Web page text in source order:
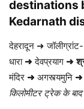
destinations
Kedarnath
देहरादून ➜
धारा ➜ देवप्रयाग ➜
मंदिर ➜ अगस्त्यमुनि ➜
किलोमीटर ट्रेक के बाद